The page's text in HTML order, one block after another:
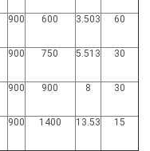
900 600 3.503 60
900 750 5.513 30
900 900 8 30
900 1400 13.53 15